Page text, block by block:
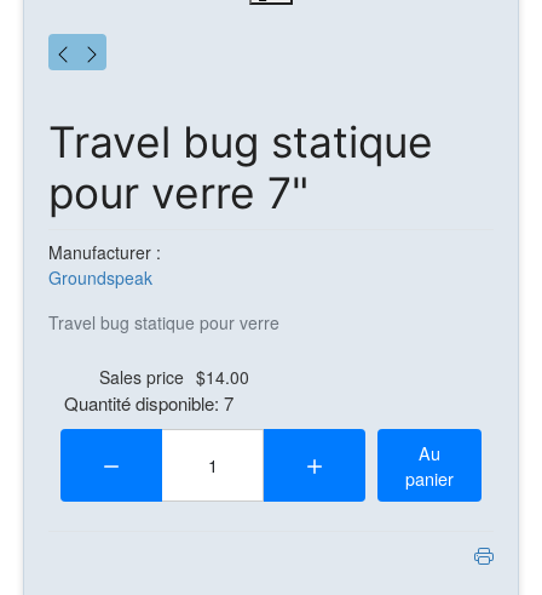
Travel bug statique
pour verre 7"
Manufacturer :
Groundspeak
Travel bug statique pour verre
Sales price $14.00
Quantité disponible: 7
Quantité:
Au
panier